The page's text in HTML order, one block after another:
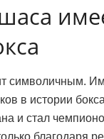
в истории
и стал
благодаря